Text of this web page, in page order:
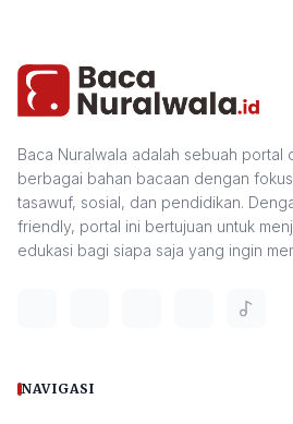
Baca Nuralwala adalah sebuah portal
berbagai bahan bacaan dengan
tasawuf, sosial, dan pendidikan.
friendly, portal ini bertujuan untuk
edukasi bagi siapa saja yang ingin
NAVIGASI